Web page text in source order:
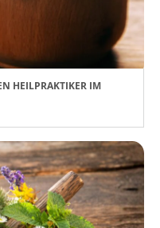
HEILPRAKTIKER IM